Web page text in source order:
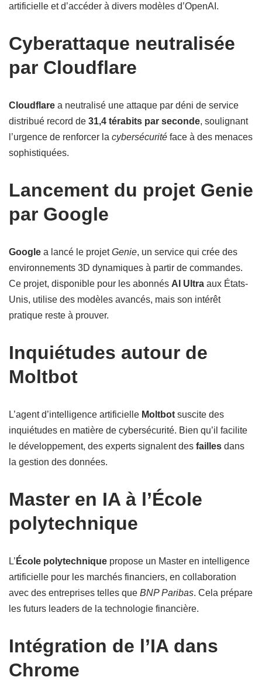
artificielle et d’accéder à divers modèles d’OpenAI.
Cyberattaque neutralisée
par Cloudflare
Cloudflare a neutralisé une attaque par déni de service
distribué record de 31,4 térabits par seconde, soulignant
l’urgence de renforcer la cybersécurité face à des menaces
sophistiquées.
Lancement du projet Genie
par Google
Google a lancé le projetGenie, un service qui crée des
environnements 3D dynamiques à partir de commandes.
Ce projet, disponible pour les abonnés AI Ultra aux États-
Unis, utilise des modèles avancés, mais son intérêt
pratique reste à prouver.
Inquiétudes autour de
Moltbot
L’agent d’intelligence artificielle Moltbot suscite des
inquiétudes en matière de cybersécurité. Bien qu’il facilite
le développement, des experts signalent des failles dans
la gestion des données.
Master en IA à l’École
polytechnique
L’ École polytechnique propose un Master en intelligence
artificielle pour les marchés financiers, en collaboration
avec des entreprises telles que BNP Paribas. Cela prépare
les futurs leaders de la technologie financière.
Intégration de l’IA dans
Chrome